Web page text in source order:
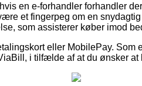
en e-forhandler forhandler
et fingerpeg om en
som assisterer køber imod
eller MobilePay. Som
i tilfælde af at du ønsker at